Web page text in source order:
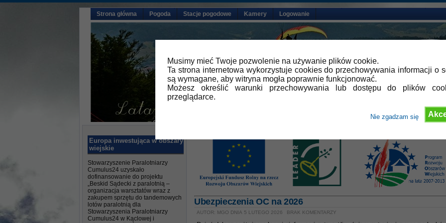
Musimy mieć Twoje pozwolenie na używanie plików cookie.
Ta strona internetowa wykorzystuje cookies do przechowywania informacji o
są wymagane, aby witryna mogła poprawnie funkcjonować.
Możesz określić warunki przechowywania lub dostępu do plików
przeglądarce.
Nie zgadzam się
Strona główna Pogoda Stacje pogodowe Kamery Logowanie
Europa inwestująca w obszary
wiejskie
Stowarzyszenie Paralotniarzy
Cumulus24 uzyskało
dofinansowanie do projektu
„Beskid Sądecki z paralotnią –
organizacja warsztatów wraz z
zakupem sprzętu do tandemowych
lotów paralotnią dla
Stowarzyszenia Paralotniarzy
Cumulus24 w Kąclowej i
Ubezpieczenia OC na 2026
AUTOR: MGO DNIA 5 LUTEGO 2026 BRAK KOMENTARZY